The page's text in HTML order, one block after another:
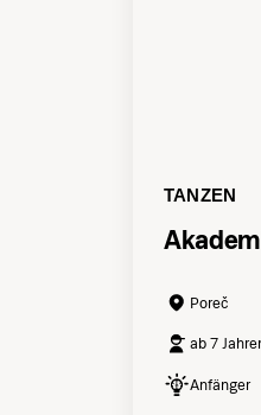
TANZEN
Poreč
ab 7
Anfänger